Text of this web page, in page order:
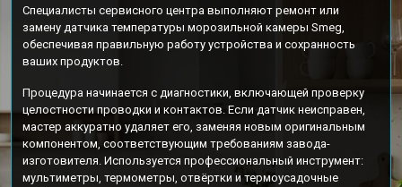
Специалисты сервисного центра выполняют ремонт или
замену датчика температуры морозильной камеры Smeg,
обеспечивая правильную работу устройства и сохранность
ваших продуктов.
Процедура начинается с диагностики, включающей проверку
целостности проводки и контактов. Если датчик неисправен,
мастер аккуратно удаляет его, заменяя новым оригинальным
компонентом, соответствующим требованиям завода-
изготовителя. Используется профессиональный инструмент:
мультиметры, термометры, отвёртки и термоусадочные